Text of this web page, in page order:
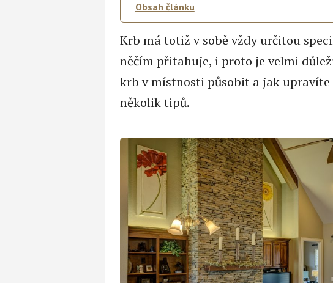
Obsah článku
Krb má totiž v sobě vždy určitou
něčím přitahuje, i proto je velmi
krb v místnosti působit a jak upravíte
několik tipů.